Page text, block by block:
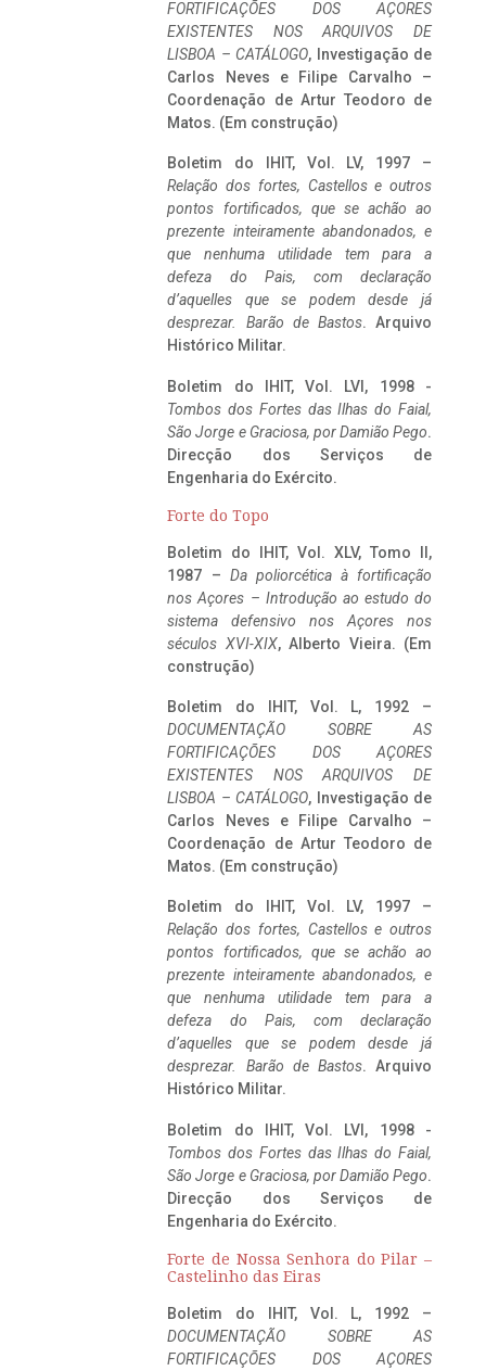
FORTIFICAÇÕES DOS AÇORES
EXISTENTES NOS ARQUIVOS DE
LISBOA – CATÁLOGO, Investigação de
Carlos Neves e Filipe Carvalho –
Coordenação de Artur Teodoro de
Matos. (Em construção)
Boletim do IHIT, Vol. LV, 1997 –
Relação dos fortes, Castellos e outros
pontos fortificados, que se achão ao
prezente inteiramente abandonados, e
que nenhuma utilidade tem para a
defeza do Pais, com declaração
d’aquelles que se podem desde já
desprezar. Barão de Bastos. Arquivo
Histórico Militar.
Boletim do IHIT, Vol. LVI, 1998 -
Tombos dos Fortes das Ilhas do Faial,
São Jorge e Graciosa, por Damião Pego.
Direcção dos Serviços de
Engenharia do Exército.
Forte do Topo
Boletim do IHIT, Vol. XLV, Tomo II,
1987 – Da poliorcética à fortificação
nos Açores – Introdução ao estudo do
sistema defensivo nos Açores nos
séculos XVI-XIX, Alberto Vieira. (Em
construção)
Boletim do IHIT, Vol. L, 1992 –
DOCUMENTAÇÃO SOBRE AS
FORTIFICAÇÕES DOS AÇORES
EXISTENTES NOS ARQUIVOS DE
LISBOA – CATÁLOGO, Investigação de
Carlos Neves e Filipe Carvalho –
Coordenação de Artur Teodoro de
Matos. (Em construção)
Boletim do IHIT, Vol. LV, 1997 –
Relação dos fortes, Castellos e outros
pontos fortificados, que se achão ao
prezente inteiramente abandonados, e
que nenhuma utilidade tem para a
defeza do Pais, com declaração
d’aquelles que se podem desde já
desprezar. Barão de Bastos. Arquivo
Histórico Militar.
Boletim do IHIT, Vol. LVI, 1998 -
Tombos dos Fortes das Ilhas do Faial,
São Jorge e Graciosa, por Damião Pego.
Direcção dos Serviços de
Engenharia do Exército.
Forte de Nossa Senhora do Pilar –
Castelinho das Eiras
Boletim do IHIT, Vol. L, 1992 –
DOCUMENTAÇÃO SOBRE AS
FORTIFICAÇÕES DOS AÇORES